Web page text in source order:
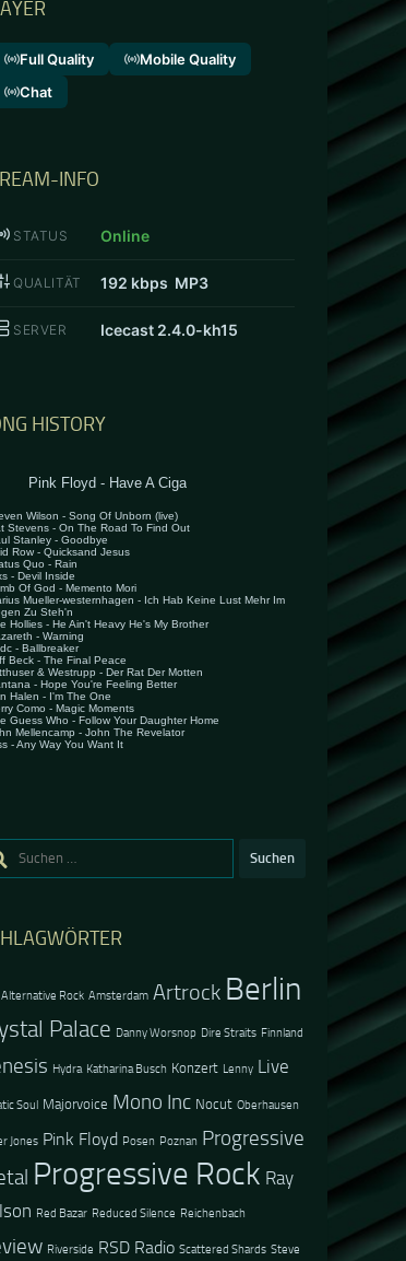
Das war mein erstes und
verwandelte in der
„Green Dortmund“....
18.
Ray
Ray Wilson zu
Konzerte besucht
aufgehört zu
Full Quality
Mobile Quality
Chat
INFO
STATUS Online
QUALITÄT 192 kbps MP3
SERVER Icecast 2.4.0-kh15
HISTORY
Alternative Rock Amsterdam Artrock Berlin
Palace Danny Worsnop Dire Straits Finnland
Hydra Katharina Busch Konzert Lenny Live
Soul Majorvoice Mono Inc Nocut Oberhausen
Jones Pink Floyd Posen Poznan Progressive
Progressive Rock Ray
Red Bazar Reduced Silence Reichenbach
Riverside RSD Radio Scattered Shards Steve